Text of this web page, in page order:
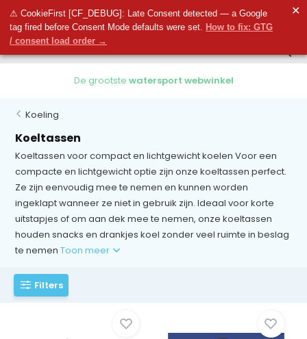
⚠ CookieFirst [CF_DEBUG]: Late Consent detected — a Google
tag fired before Consent Mode defaults were set. How to fix: GTG
/ consent load order →
✕
0 0
De grootstewatersport webwinkel
Koeling
Koeltassen
Koeltassen voor compact en lichtgewicht koelen Voor een
compacte en lichtgewicht optie zijn onze koeltassen perfect.
Ze zijn eenvoudig mee te nemen en kunnen worden
ingeklapt wanneer ze niet in gebruik zijn. Ideaal voor korte
uitstapjes of om aan dek mee te nemen, onze koeltassen
houden snacks en drankjes koel zonder veel ruimte in beslag
te nemenToon meer
Filters